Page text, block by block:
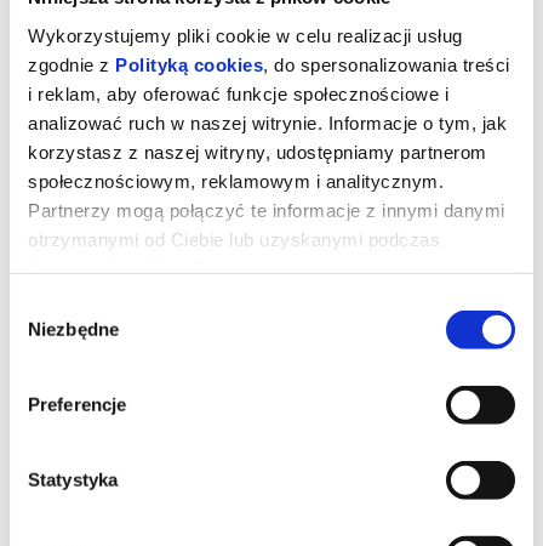
Wykorzystujemy pliki cookie w celu realizacji usług
zgodnie z Polityką cookies , do spersonalizowania treści
i reklam, aby oferować funkcje społecznościowe i
analizować ruch w naszej witrynie. Informacje o tym, jak
korzystasz z naszej witryny, udostępniamy partnerom
społecznościowym, reklamowym i analitycznym.
Partnerzy mogą połączyć te informacje z innymi danymi
otrzymanymi od Ciebie lub uzyskanymi podczas
zgody
Niezbędne
Preferencje
Statystyka
*******